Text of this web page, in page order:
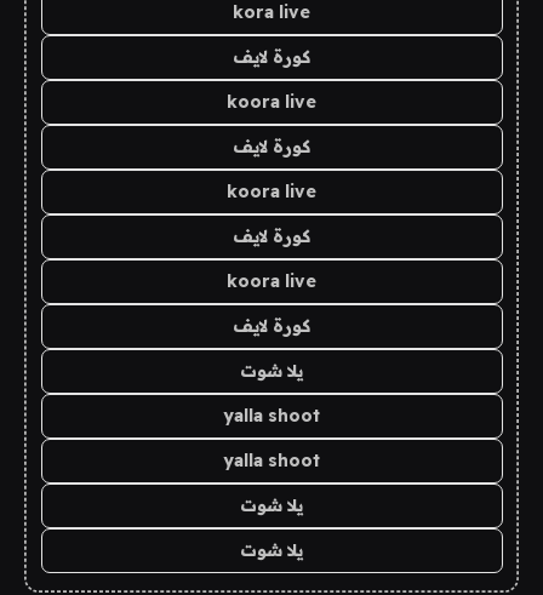
kora live
كورة لايف
koora live
كورة لايف
koora live
كورة لايف
koora live
كورة لايف
يلا شوت
yalla shoot
yalla shoot
يلا شوت
يلا شوت